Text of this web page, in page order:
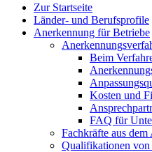
Zur Startseite
Länder- und Berufsprofile
Anerkennung für Betriebe
Beim
Kosten und
FAQ für
Fachkräfte aus dem
Qualifikationen von